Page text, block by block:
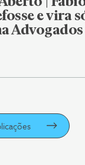
e vira
Advogados